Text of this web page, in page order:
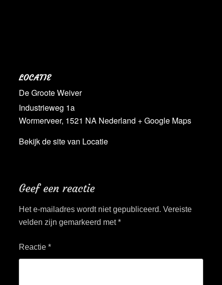
LOCATIE
De Groote Weiver
Industrieweg 1a
Wormerveer, 1521 NA Nederland + Google Maps
Bekijk de site van Locatie
Geef een reactie
Het e-mailadres wordt niet gepubliceerd. Vereiste
velden zijn gemarkeerd met*
Reactie *